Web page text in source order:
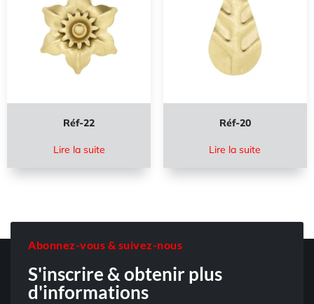
Réf-22
Lire la suite
Réf-20
Lire la suite
Abonnez-vous & suivez-nous
S'inscrire & obtenir plus
d'informations